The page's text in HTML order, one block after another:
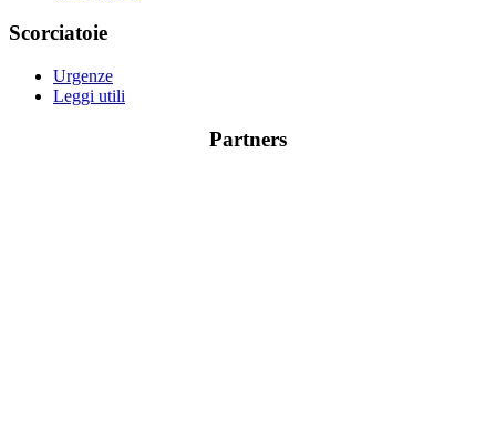
Scorciatoie
Urgenze
Leggi utili
Partners